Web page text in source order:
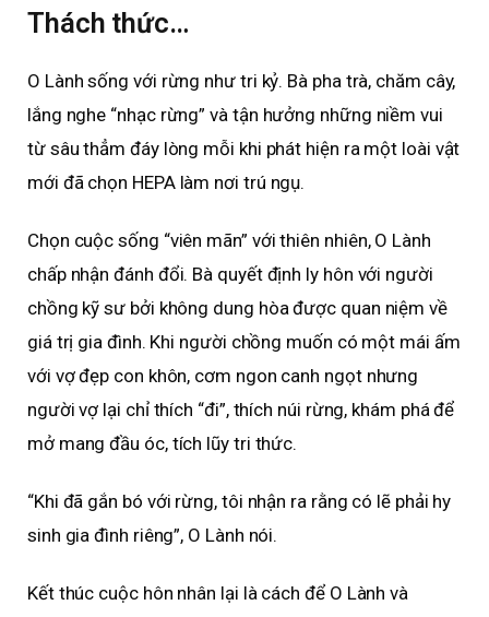
Thách thức…
O Lành sống với rừng như tri kỷ. Bà pha trà, chăm cây,
lắng nghe “nhạc rừng” và tận hưởng những niềm vui
từ sâu thẳm đáy lòng mỗi khi phát hiện ra một loài vật
mới đã chọn HEPA làm nơi trú ngụ.
Chọn cuộc sống “viên mãn” với thiên nhiên, O Lành
chấp nhận đánh đổi. Bà quyết định ly hôn với người
chồng kỹ sư bởi không dung hòa được quan niệm về
giá trị gia đình. Khi người chồng muốn có một mái ấm
với vợ đẹp con khôn, cơm ngon canh ngọt nhưng
người vợ lại chỉ thích “đi”, thích núi rừng, khám phá để
mở mang đầu óc, tích lũy tri thức.
“Khi đã gắn bó với rừng, tôi nhận ra rằng có lẽ phải hy
sinh gia đình riêng”, O Lành nói.
Kết thúc cuộc hôn nhân lại là cách để O Lành và